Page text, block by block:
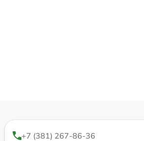
+7 (381) 267-86-36